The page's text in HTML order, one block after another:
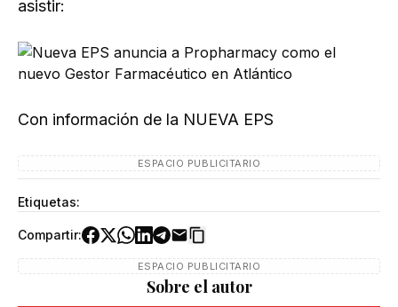
asistir:​
Con información de la NUEVA EPS
ESPACIO PUBLICITARIO
Etiquetas:
Compartir:
ESPACIO PUBLICITARIO
Sobre el autor